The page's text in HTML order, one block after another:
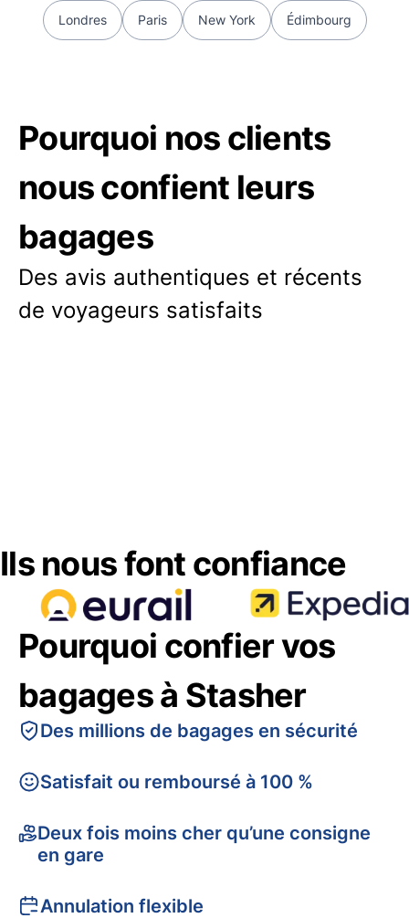
Londres Paris New York Édimbourg
Pourquoi nos clients
nous confient leurs
bagages
Des avis authentiques et récents
de voyageurs satisfaits
Ils nous font confiance
Pourquoi confier vos
bagages à Stasher
Des millions de bagages en sécurité
Satisfait ou remboursé à 100 %
Deux fois moins cher qu’une consigne
en gare
Annulation flexible